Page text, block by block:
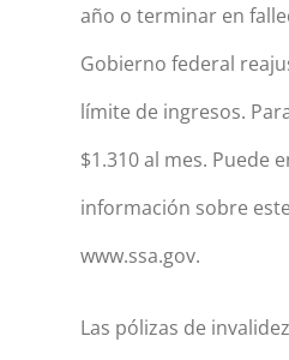
año o terminar en
Gobierno federal
límite de ingresos.
$1.310 al mes. Puede
información sobre
www.ssa.gov.
Las pólizas de